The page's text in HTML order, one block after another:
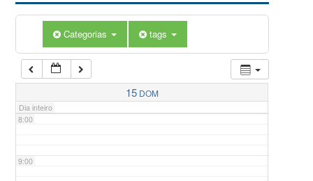
Categorias tags
15 DOM
Dia inteiro
7:00
8:00
9:00